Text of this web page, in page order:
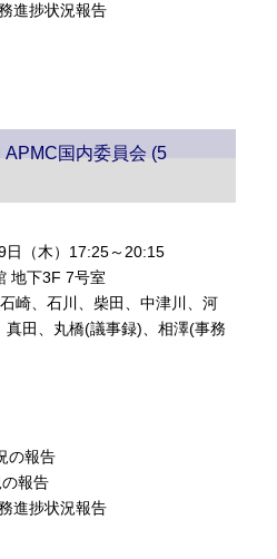
進捗状況報告
APMC国内委員会 (5
（木）17:25～20:15
下3F 7号室
崎、石川、柴田、中津川、河
田、丸橋(議事録)、相澤(事務
の報告
報告
進捗状況報告